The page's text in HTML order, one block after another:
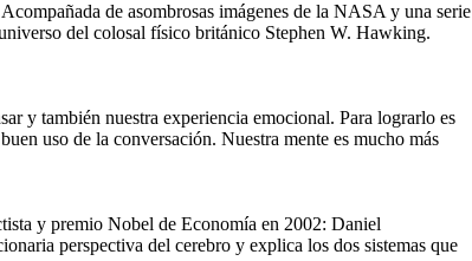
de asombrosas imágenes de la NASA y una serie
del colosal físico británico Stephen W. Hawking.
y también nuestra experiencia emocional. Para lograrlo es
uso de la conversación. Nuestra mente es mucho más
y premio Nobel de Economía en 2002: Daniel
perspectiva del cerebro y explica los dos sistemas que